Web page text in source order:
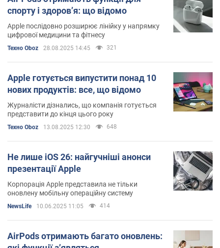
спорту і здоровʼя: що відомо
Apple послідовно розширює лінійку у напрямку
цифрової медицини та фітнесу
Техно Oboz 28.08.2025 14:45 321
Apple готується випустити понад 10
нових продуктів: все, що відомо
Журналісти дізнались, що компанія готується
представити до кінця цього року
Техно Oboz 13.08.2025 12:30 648
Не лише iOS 26: найгучніші анонси
презентації Apple
Корпорація Apple представила не тільки
оновлену мобільну операційну систему
NewsLife 10.06.2025 11:05 414
AirPods отримають багато оновлень: